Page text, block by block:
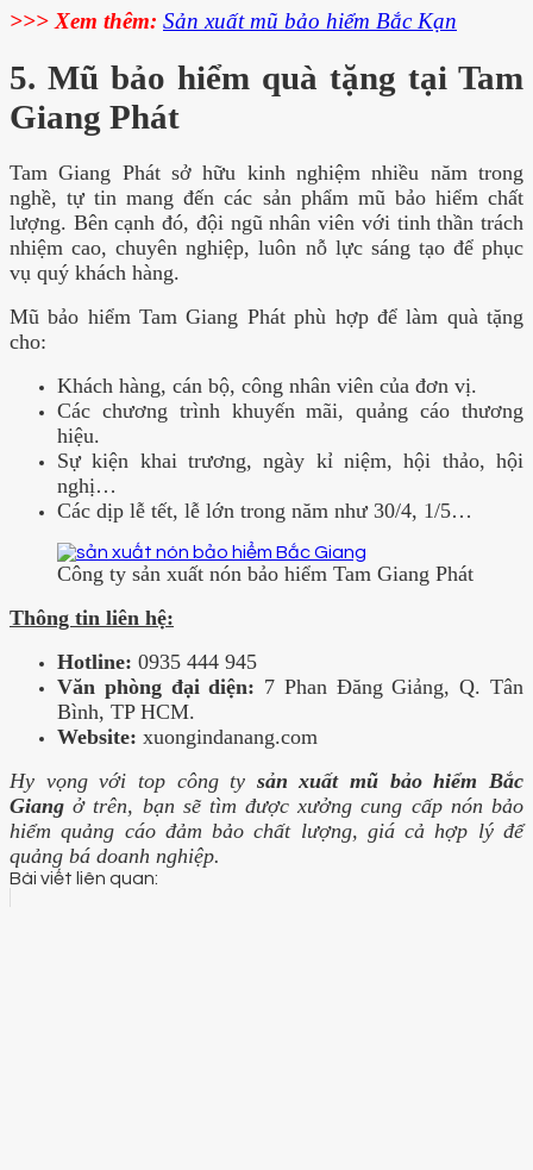
>>> Xem thêm: Sản xuất mũ bảo hiểm Bắc Kạn
5. Mũ bảo hiểm quà tặng tại Tam
Giang Phát
Tam Giang Phát sở hữu kinh nghiệm nhiều năm trong
nghề, tự tin mang đến các sản phẩm mũ bảo hiểm chất
lượng. Bên cạnh đó, đội ngũ nhân viên với tinh thần trách
nhiệm cao, chuyên nghiệp, luôn nỗ lực sáng tạo để phục
vụ quý khách hàng.
Mũ bảo hiểm Tam Giang Phát phù hợp để làm quà tặng
cho:
Khách hàng, cán bộ, công nhân viên của đơn vị.
Các chương trình khuyến mãi, quảng cáo thương
hiệu.
Sự kiện khai trương, ngày kỉ niệm, hội thảo, hội
nghị…
Các dịp lễ tết, lễ lớn trong năm như 30/4, 1/5…
Công ty sản xuất nón bảo hiểm Tam Giang Phát
Thông tin liên hệ:
Hotline: 0935 444 945
Văn phòng đại diện: 7 Phan Đăng Giảng, Q. Tân
Bình, TP HCM.
Website: xuongindanang.com
Hy vọng với top công ty sản xuất mũ bảo hiểm Bắc
Giang ở trên, bạn sẽ tìm được xưởng cung cấp nón bảo
hiểm quảng cáo đảm bảo chất lượng, giá cả hợp lý để
quảng bá doanh nghiệp.
Bài viết liên quan: